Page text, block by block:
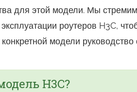
для этой модели. Мы
роутеров H3C,
модели руководство
H3C?